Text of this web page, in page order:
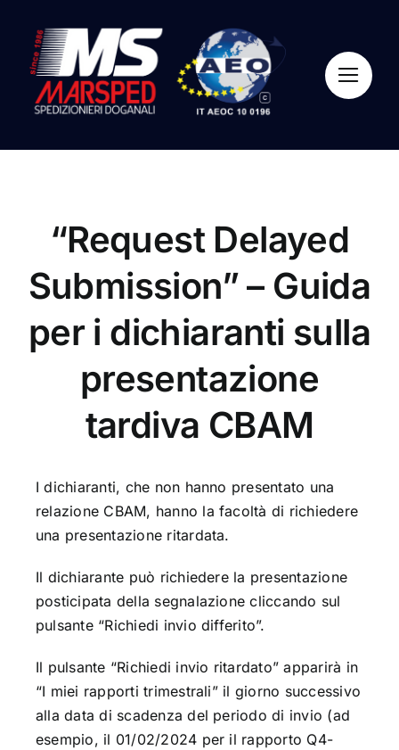
content
“Request Delayed
Submission” – Guida
per i dichiaranti sulla
presentazione
tardiva CBAM
I dichiaranti, che non hanno presentato una
relazione CBAM, hanno la facoltà di richiedere
una presentazione ritardata.
Il dichiarante può richiedere la presentazione
posticipata della segnalazione cliccando sul
pulsante “Richiedi invio differito”.
Il pulsante “Richiedi invio ritardato” apparirà in
“I miei rapporti trimestrali” il giorno successivo
alla data di scadenza del periodo di invio (ad
esempio, il 01/02/2024 per il rapporto Q4-